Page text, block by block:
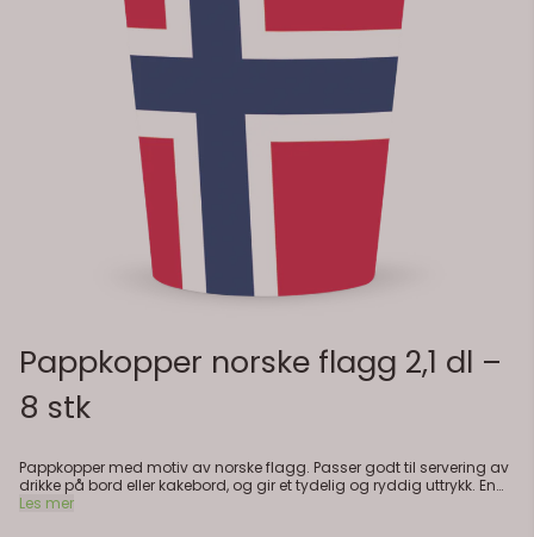
Pappkopper norske flagg 2,1 dl –
8 stk
Pappkopper med motiv av norske flagg. Passer godt til servering av
drikke på bord eller kakebord, og gir et tydelig og ryddig uttrykk. En
praktisk løsning som gjør det enkelt å servere både kalde og varme
Les mer